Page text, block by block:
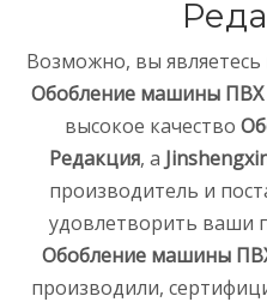
Возможно, вы
Обобление машины ПВХ
высокое качество
Редакция, а
производитель и
удовлетворить ваши
Обобление машины
производили,